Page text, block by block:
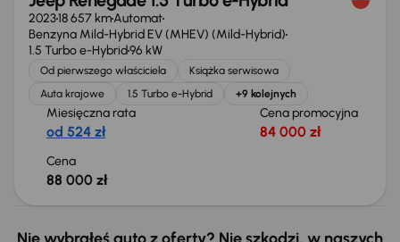
202318 657 kmAutomat
Benzyna Mild-Hybrid EV (MHEV) (Mild-Hybrid)
1.5 Turbo e-Hybrid96 kW
Od pierwszego właściciela
Książka serwisowa
Auta krajowe
1.5 Turbo e-Hybrid +9 kolejnych
Miesięczna rata
od 524 zł
Cena promocyjna
84 000 zł
Cena
88 000 zł